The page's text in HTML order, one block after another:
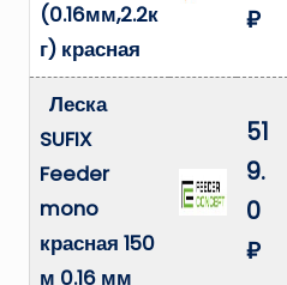
(0.16мм,2.2к
г) красная
₽
Леска
SUFIX
Feeder
mono
красная 150
м 0.16 мм
51
9.
0
₽